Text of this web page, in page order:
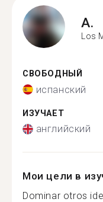
A.
Los
СВОБОДНЫЙ
испанский
ИЗУЧАЕТ
английский
Мои цели в
Dominar otros